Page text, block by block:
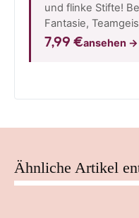
und flinke Stifte!
Fantasie,
7,99 €ansehen →
Ähnliche Artikel